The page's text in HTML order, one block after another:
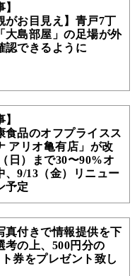
がお目見え】青戸7丁
大島部屋」の足場が外
認できるように
食品のオフプライスス
アリオ亀有店」が改
日）まで30〜90%オ
、9/13（金）リニュー
予定
真付きで情報提供を下
考の上、500円分の
券をプレゼント致し